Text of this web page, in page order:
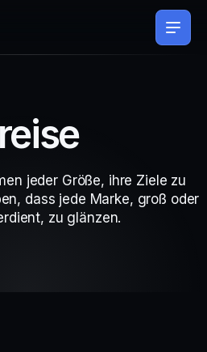
jeder Größe, ihre Ziele zu
dass jede Marke, groß oder
zu glänzen.